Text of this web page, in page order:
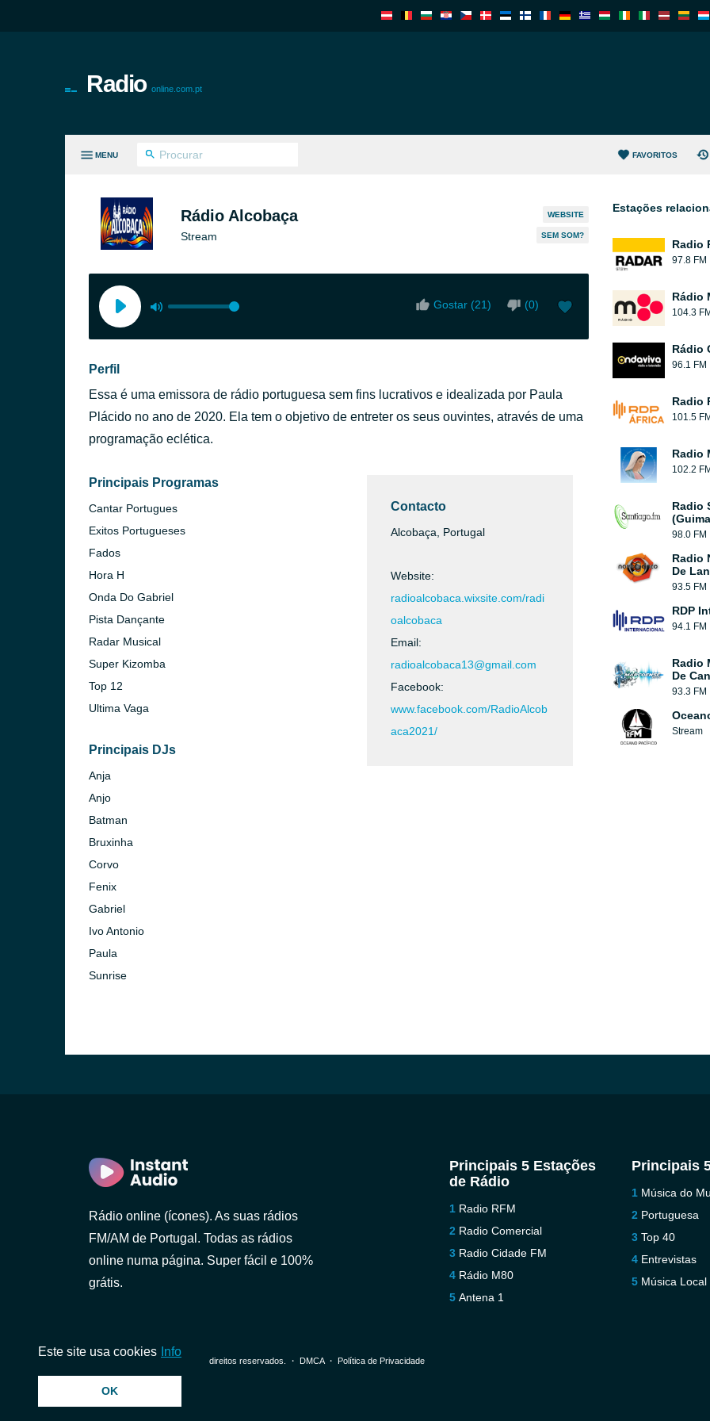
Radio online.com.pt
MENU FAVORITOS
Rádio Alcobaça
Stream
WEBSITE
SEM SOM?
Gostar (21) (0)
Perfil
Essa é uma emissora de rádio portuguesa sem fins lucrativos e idealizada por Paula
Plácido no ano de 2020. Ela tem o objetivo de entreter os seus ouvintes, através de uma
programação eclética.
Principais Programas
Cantar Portugues
Exitos Portugueses
Fados
Hora H
Onda Do Gabriel
Pista Dançante
Radar Musical
Super Kizomba
Top 12
Ultima Vaga
Principais DJs
Anja
Anjo
Batman
Bruxinha
Corvo
Fenix
Gabriel
Ivo Antonio
Paula
Sunrise
Contacto
Alcobaça, Portugal
Website:
radioalcobaca.wixsite.com/radi
oalcobaca
Email:
radioalcobaca13@gmail.com
Facebook:
www.facebook.com/RadioAlcob
aca2021/
Estações
Radio
97.8 FM
Rádio
104.3 FM
Rádio
96.1 FM
Radio
101.5 FM
Radio
102.2 FM
Radio
98.0 FM
Radio
De
93.5 FM
RDP
94.1 FM
Radio
De
93.3 FM
Stream
Rádio online (ícones). As suas rádios
FM/AM de Portugal. Todas as rádios
online numa página. Super fácil e 100%
grátis.
Principais 5 Estações
de Rádio
Radio RFM
Radio Comercial
Radio Cidade FM
Rádio M80
Antena 1
Principais
Música do
Portuguesa
Top 40
Entrevistas
Música Local
© 2026 InstantAudio. Todos os direitos reservados. ・ DMCA・ Política de Privacidade
Este site usa cookies Info
OK